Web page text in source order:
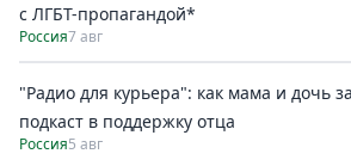
с ЛГБТ-пропагандой*
Россия7 авг
"Радио для курьера": как мама и дочь
подкаст в поддержку отца
Россия5 авг